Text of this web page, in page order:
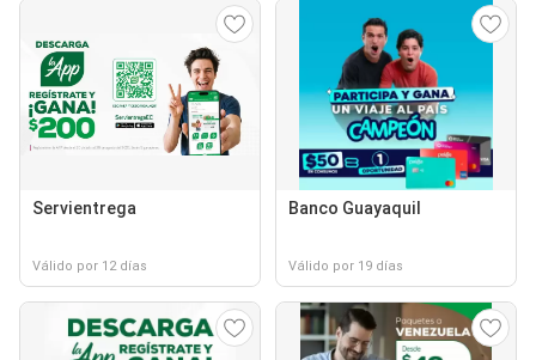
Servientrega
Válido por 12 días
Banco Guayaquil
Válido por 19 días